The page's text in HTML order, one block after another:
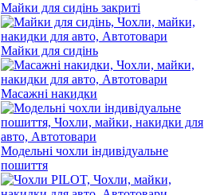
Майки для сидінь закриті
Майки для сидінь
Масажні накидки
Модельні чохли індивідуальне
пошиття